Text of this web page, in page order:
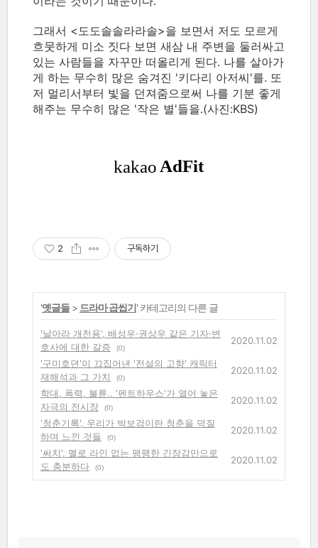
그래서 <도도솔솔라라솔>을 보면서 저도 모르게
흐뭇하게 미소 짓다 보면 새삼 내 주변을 둘러싸고
있는 사람들을 자꾸만 떠올리게 된다. 나를 살아가
게 하는 무수히 많은 숨겨진 '키다리 아저씨'를. 또
저 멀리서부터 빛을 던져줌으로써 나를 기분 좋게
해주는 무수히 많은 '작은 별'들을.(사진:KBS)
2 구독하기
'옛글들> 드라마 곱씹기' 카테고리의 다른 글
'날아라 개천용', 배성우·권상우 같은 기자·변
호사에 대한 갈증
(0)
2020.11.02
'구미호뎐'이 끄집어낸 '전설의 고향' 캐릭터
재해석과 그 가치
(0)
2020.11.02
학대, 폭력, 불륜.. '펜트하우스'가 열어 놓은
자극의 전시장
(0)
2020.11.02
'청춘기록', 우리가 박보검이란 청춘을 덕질
하며 느낀 것들
(0)
2020.11.02
'써치', 멜로 라인 없는 팽팽한 긴장감만으로
도 충분하다
(0)
2020.11.02